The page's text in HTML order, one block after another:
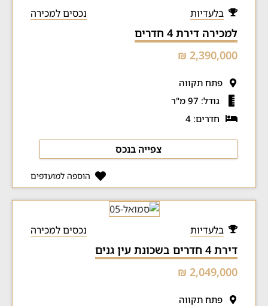
בלעדיות נכסים למכירה
למכירה דירת 4 חדרים
2,390,000 ₪
פתח תקווה
גודל: 97 מ"ר
חדרים: 4
צפייה בנכס
הוספה למועדפים
בלעדיות נכסים למכירה
דירת 4 חדרים בשכונת עין גנים
2,049,000 ₪
פתח תקווה